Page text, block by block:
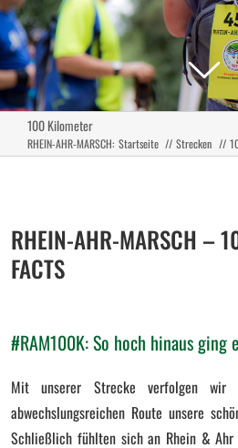
100 Kilometer
RHEIN-AHR-MARSCH: Startseite Strecken
RHEIN-AHR-MARSCH –
FACTS
#RAM100K: So hoch hinaus ging
Mit unserer Strecke verfolgen
abwechslungsreichen Route unsere
Schließlich fühlten sich an Rhein &